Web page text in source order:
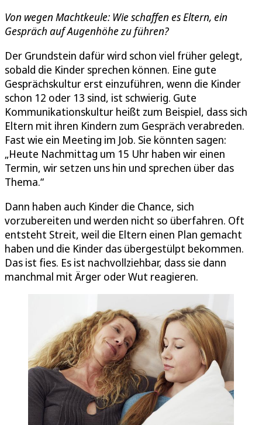
Von wegen Machtkeule: Wie schaffen es Eltern, ein
Gespräch auf Augenhöhe zu führen?
Der Grundstein dafür wird schon viel früher gelegt,
sobald die Kinder sprechen können. Eine gute
Gesprächskultur erst einzuführen, wenn die Kinder
schon 12 oder 13 sind, ist schwierig. Gute
Kommunikationskultur heißt zum Beispiel, dass sich
Eltern mit ihren Kindern zum Gespräch verabreden.
Fast wie ein Meeting im Job. Sie könnten sagen:
„Heute Nachmittag um 15 Uhr haben wir einen
Termin, wir setzen uns hin und sprechen über das
Thema.“
Dann haben auch Kinder die Chance, sich
vorzubereiten und werden nicht so überfahren. Oft
entsteht Streit, weil die Eltern einen Plan gemacht
haben und die Kinder das übergestülpt bekommen.
Das ist fies. Es ist nachvollziehbar, dass sie dann
manchmal mit Ärger oder Wut reagieren.